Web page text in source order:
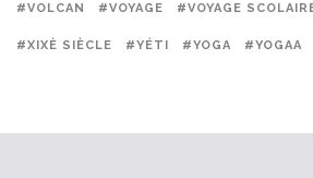
#VOLCAN #VOYAGE #VOYAGE
#XIXÈ SIÈCLE #YÉTI #YOGA #YOGAA